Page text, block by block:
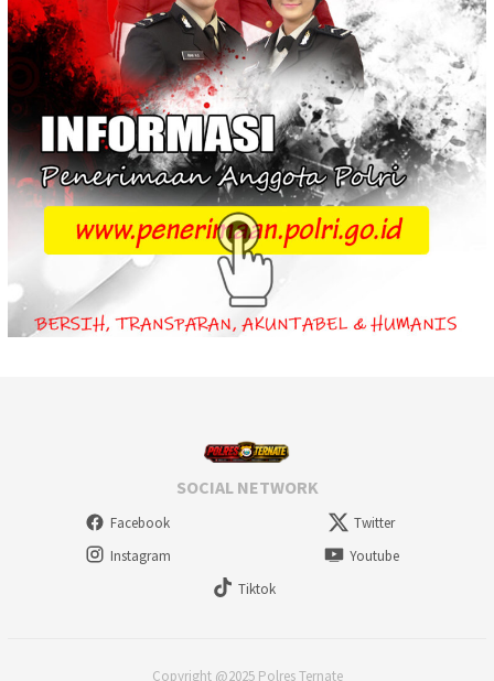
SOCIAL NETWORK
Facebook
Twitter
Instagram
Youtube
Tiktok
Copyright @2025 Polres Ternate